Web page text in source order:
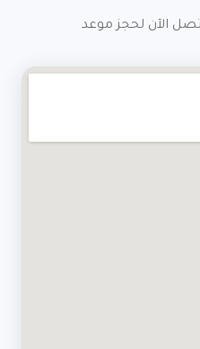
الآن لحجز موعد